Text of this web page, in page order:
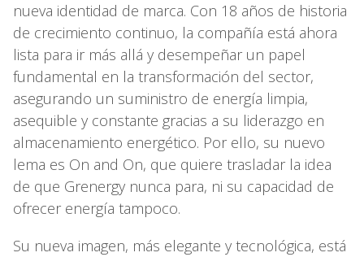
nueva identidad de marca. Con 18 años de historia
de crecimiento continuo, la compañía está ahora
lista para ir más allá y desempeñar un papel
fundamental en la transformación del sector,
asegurando un suministro de energía limpia,
asequible y constante gracias a su liderazgo en
almacenamiento energético. Por ello, su nuevo
lema es On and On, que quiere trasladar la idea
de que Grenergy nunca para, ni su capacidad de
ofrecer energía tampoco.
Su nueva imagen, más elegante y tecnológica, está